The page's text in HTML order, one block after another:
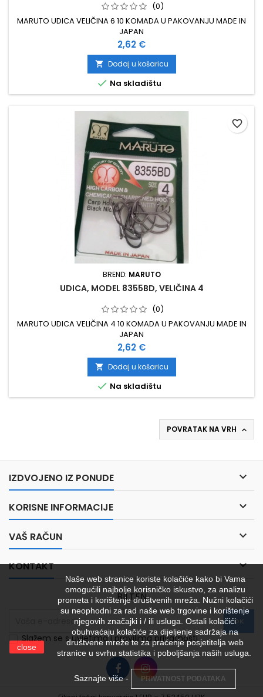
(0)
MARUTO UDICA VELIČINA 6 10 KOMADA U PAKOVANJU MADE IN
JAPAN
Cijena
2,62 €
 Dodaj u košaricu
 Na skladištu
BREND: MARUTO
UDICA, MODEL 8355BD, VELIČINA 4
(0)
MARUTO UDICA VELIČINA 4 10 KOMADA U PAKOVANJU MADE IN
JAPAN
Cijena
2,62 €
 Dodaj u košaricu
 Na skladištu
favorite_border
POVRATAK NA VRH 
IZDVOJENO IZ PONUDE 
KORISNE INFORMACIJE 
VAŠ RAČUN 
KONTAKT 
close
Naše web stranice koriste kolačiće kako bi Vama
omogućili najbolje korisničko iskustvo, za analizu
prometa i korištenje društvenih mreža. Nužni kolačići
su neophodni za rad naše web trgovine i korištenje
njegovih značajki i / ili usluga. Ostali kolačići
obuhvaćaju kolačiće za dijeljenje sadržaja na
društvene mreže te za praćenje posjetitelja web
stranice u svrhu statistika i poboljšanja naših usluga.
Saznajte više - PRIVATNOST PODATAKA
BILTEN
Slažem se s uvjetima i pravilima privatnosti